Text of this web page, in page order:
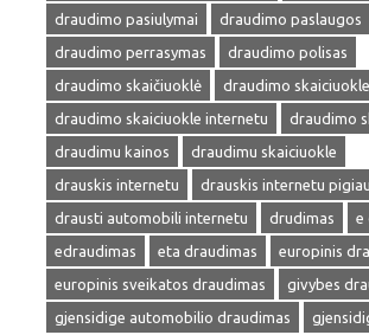
draudimo pasiulymai
draudimo paslaugos
draudimo perrasymas
draudimo polisas
draudimo skaičiuoklė
draudimo
draudimo skaiciuokle internetu
draudimo
draudimu kainos
draudimu skaiciuokle
drauskis internetu
drauskis internetu pigiau
drausti automobili internetu
drudimas
e
edraudimas
eta draudimas
europinis
europinis sveikatos draudimas
givybes
gjensidige automobilio draudimas